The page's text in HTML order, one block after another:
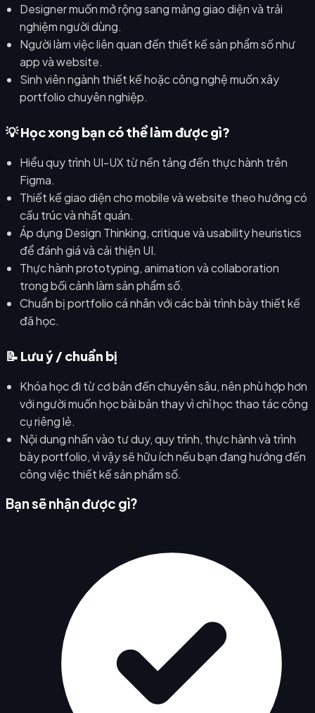
Designer muốn mở rộng sang mảng giao diện và trải
nghiệm người dùng.
Người làm việc liên quan đến thiết kế sản phẩm số như
app và website.
Sinh viên ngành thiết kế hoặc công nghệ muốn xây
portfolio chuyên nghiệp.
💡 Học xong bạn có thể làm được gì?
Hiểu quy trình UI-UX từ nền tảng đến thực hành trên
Figma.
Thiết kế giao diện cho mobile và website theo hướng có
cấu trúc và nhất quán.
Áp dụng Design Thinking, critique và usability heuristics
để đánh giá và cải thiện UI.
Thực hành prototyping, animation và collaboration
trong bối cảnh làm sản phẩm số.
Chuẩn bị portfolio cá nhân với các bài trình bày thiết kế
đã học.
📝 Lưu ý / chuẩn bị
Khóa học đi từ cơ bản đến chuyên sâu, nên phù hợp hơn
với người muốn học bài bản thay vì chỉ học thao tác công
cụ riêng lẻ.
Nội dung nhấn vào tư duy, quy trình, thực hành và trình
bày portfolio, vì vậy sẽ hữu ích nếu bạn đang hướng đến
công việc thiết kế sản phẩm số.
Bạn sẽ nhận được gì?